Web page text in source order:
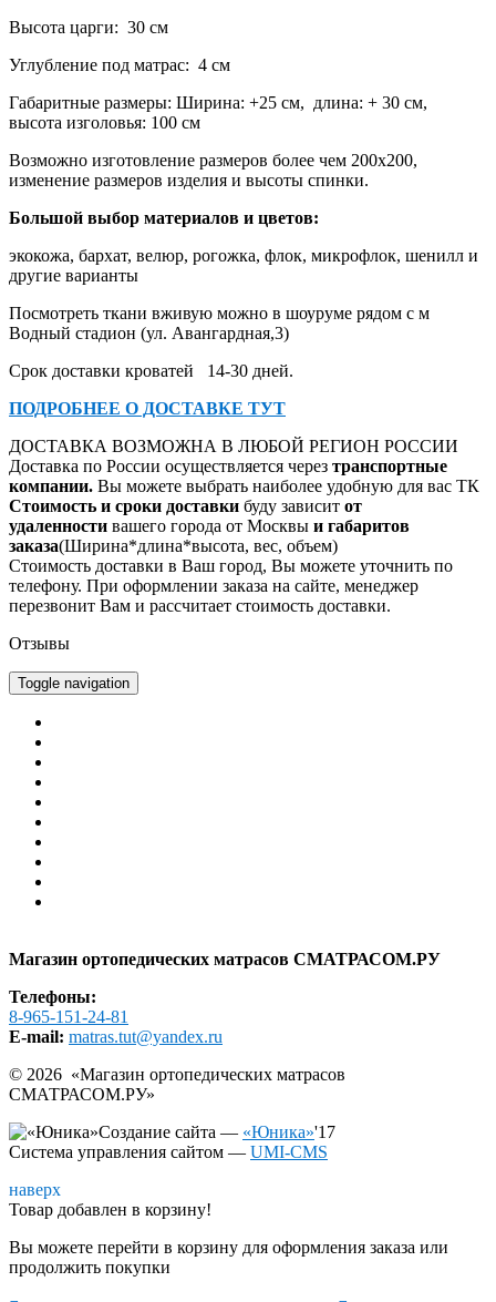
Высота царги: 30 см
Углубление под матрас: 4 см
Габаритные размеры: Ширина: +25 см, длина: + 30 см,
высота изголовья: 100 см
Возможно изготовление размеров более чем 200х200,
изменение размеров изделия и высоты спинки.
Большой выбор материалов и цветов:
экокожа, бархат, велюр, рогожка, флок, микрофлок, шенилл и
другие варианты
Посмотреть ткани вживую можно в шоуруме рядом с м
Водный стадион (ул. Авангардная,3)
Срок доставки кроватей 14-30 дней.
ПОДРОБНЕЕ О ДОСТАВКЕ ТУТ
ДОСТАВКА ВОЗМОЖНА В ЛЮБОЙ РЕГИОН РОССИИ
Доставка по России осуществляется через транспортные
компании. Вы можете выбрать наиболее удобную для вас ТК
Стоимость и сроки доставки буду зависит от
удаленности вашего города от Москвы и габаритов
заказа(Ширина*длина*высота, вес, объем)
Стоимость доставки в Ваш город, Вы можете уточнить по
телефону. При оформлении заказа на сайте, менеджер
перезвонит Вам и рассчитает стоимость доставки.
Отзывы
Toggle navigation
Магазин ортопедических матрасов СМАТРАСОМ.РУ
Телефоны:
8-965-151-24-81
E-mail: matras.tut@yandex.ru
© 2026 «Магазин ортопедических матрасов
СМАТРАСОМ.РУ»
Создание сайта — «Юника»'17
Система управления сайтом — UMI-CMS
наверх
Товар добавлен в корзину!
Вы можете перейти в корзину для оформления заказа или
продолжить покупки